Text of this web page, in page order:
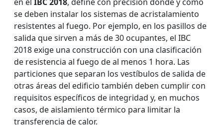
se deben instalar los sistemas de acristalamiento
resistentes al fuego. Por ejemplo, en los pasillos de
salida que sirven a más de 30 ocupantes, el IBC
2018 exige una construcción con una clasificación
de resistencia al fuego de al menos 1 hora. Las
particiones que separan los vestíbulos de salida de
otras áreas del edificio también deben cumplir con
requisitos específicos de integridad y, en muchos
casos, de aislamiento térmico para limitar la
transferencia de calor.